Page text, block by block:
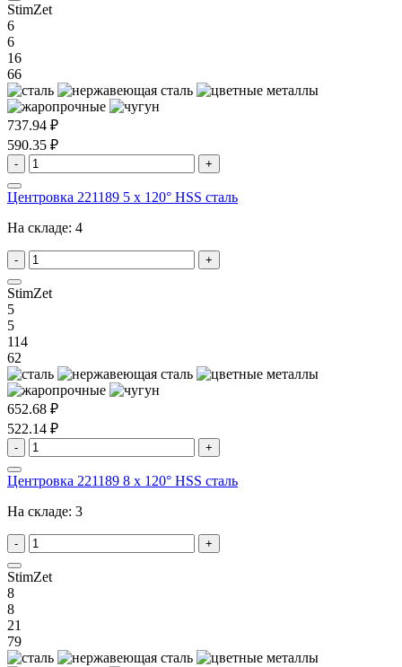
StimZet
6
6
16
66
737.94 ₽
590.35 ₽
- +
Центровка 221189 5 x 120° HSS сталь
На складе: 4
- +
StimZet
5
5
114
62
652.68 ₽
522.14 ₽
- +
Центровка 221189 8 x 120° HSS сталь
На складе: 3
- +
StimZet
8
8
21
79